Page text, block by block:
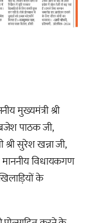
मुख्यमंत्री श्री
पाठक जी,
श्री सुरेश खन्ना जी,
माननीय विधायकगण
के